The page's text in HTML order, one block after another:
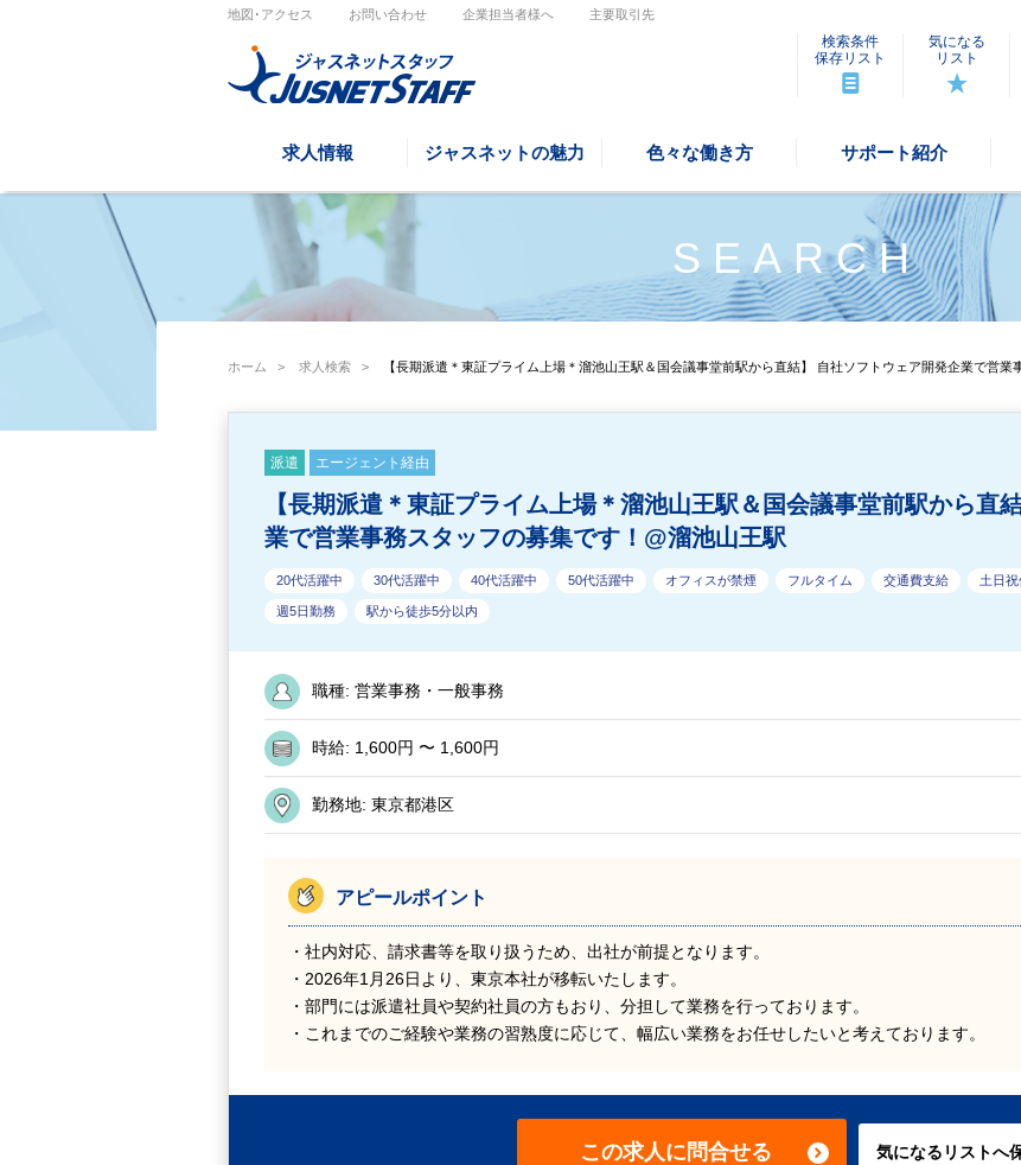
地図･アクセス お問い合わせ 企業担当者様へ 主要取引先
検索条件
保存リスト
気になる
リスト
求人情報 ジャスネットの魅力 色々な働き方 サポート紹介
SEARCH
ホーム > 求人検索 > 【長期派遣＊東証プライム上場＊溜池山王駅＆国会議事堂前駅から直結】 自社ソフトウェア開発企業で営業
派遣 エージェント経由
【長期派遣＊東証プライム上場＊溜池山王駅＆国会議事堂前駅から直
業で営業事務スタッフの募集です！@溜池山王駅
20代活躍中 30代活躍中 40代活躍中 50代活躍中 オフィスが禁煙 フルタイム 交通費支給 土日
週5日勤務 駅から徒歩5分以内
職種: 営業事務・一般事務
時給: 1,600円 〜 1,600円
勤務地: 東京都港区
アピールポイント
・社内対応、請求書等を取り扱うため、出社が前提となります。
・2026年1月26日より、東京本社が移転いたします。
・部門には派遣社員や契約社員の方もおり、分担して業務を行っております。
・これまでのご経験や業務の習熟度に応じて、幅広い業務をお任せしたいと考えております。
この求人に問合せる